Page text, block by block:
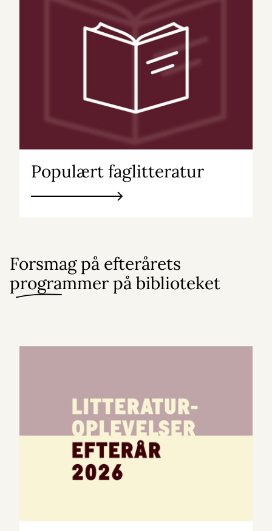
Populært faglitteratur
Forsmag på efterårets
programmer på biblioteket